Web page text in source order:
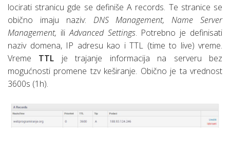
locirati stranicu gde se definiše A records. Te stranice se
obično imaju naziv: DNS Management, Name Server
Management, iliAdvanced Settings. Potrebno je definisati
naziv domena, IP adresu kao i TTL (time to live) vreme.
Vreme TTL je trajanje informacija na serveru bez
mogućnosti promene tzv keširanje. Obično je ta vrednost
3600s (1h).